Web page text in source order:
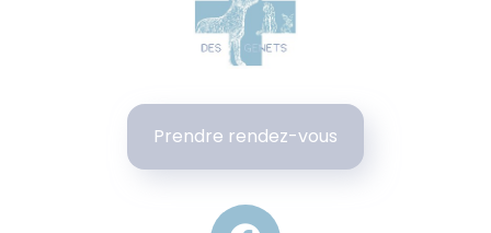
Prendre rendez-vous